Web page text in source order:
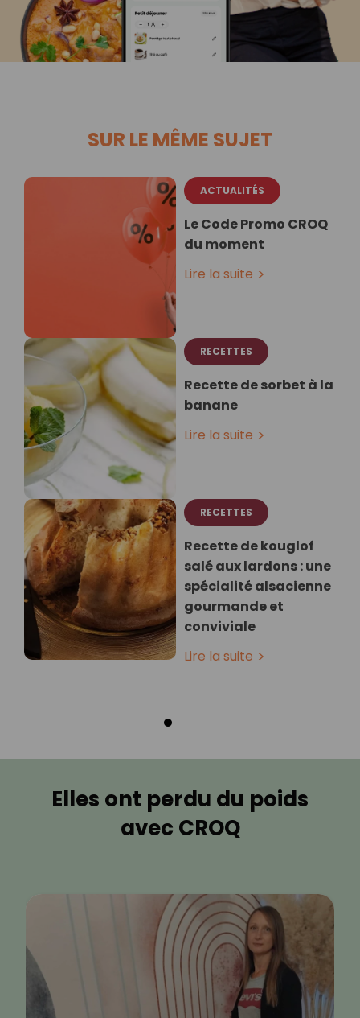
SUR LE MÊME SUJET
ACTUALITÉS
Le Code Promo CROQ
du moment
Lire la suite
RECETTES
Recette de sorbet à la
banane
Lire la suite
RECETTES
Recette de kouglof
salé aux lardons : une
spécialité alsacienne
gourmande et
conviviale
Lire la suite
Elles ont perdu du poids
avec CROQ